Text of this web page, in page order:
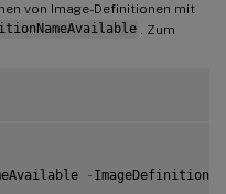
von Image-Definitionen mit
. Zum
-